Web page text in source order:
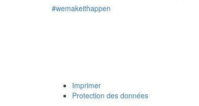
#wemakeithappen
Imprimer
Protection des données